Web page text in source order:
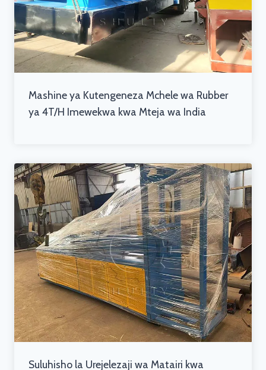
Mashine ya Kutengeneza Mchele wa Rubber
ya 4T/H Imewekwa kwa Mteja wa India
Suluhisho la Urejelezaji wa Matairi kwa